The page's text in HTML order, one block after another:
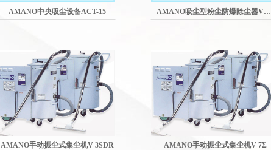
AMANO中央吸尘设备ACT-15 AMANO吸尘型粉尘防爆除尘器VF-2LD
AMANO手动振尘式集尘机V-3SDR AMANO手动振尘式集尘机V-7Σ